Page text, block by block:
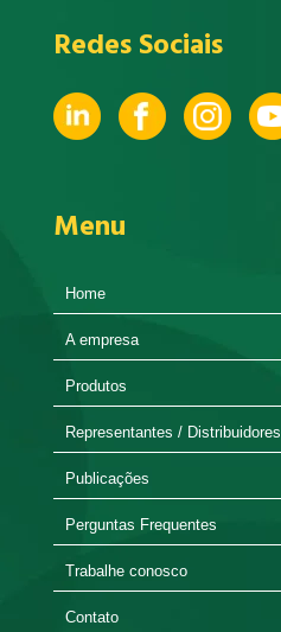
Redes Sociais
Menu
Home
A empresa
Produtos
Representantes / Distribuidores
Publicações
Perguntas Frequentes
Trabalhe conosco
Contato